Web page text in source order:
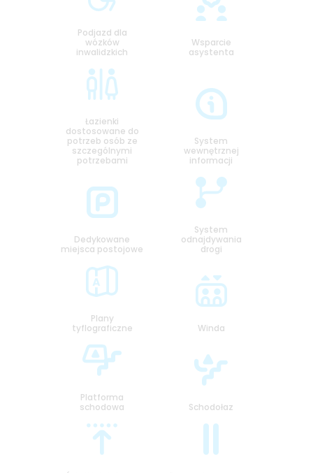
Podjazd dla
wózków
inwalidzkich
Wsparcie
asystenta
Łazienki
dostosowane do
potrzeb osób ze
szczególnymi
potrzebami
System
wewnętrznej
informacji
Dedykowane
miejsca postojowe
System
odnajdywania
drogi
Plany
tyflograficzne
Winda
Platforma
schodowa
Schodołaz